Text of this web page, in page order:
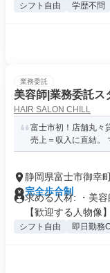
シフト自由 学歴不問
業務委託
美容師|業務委託ス
HAIR SALON CHILL
富士市初！店舗丸々
売上＝収入に直結。
静岡県富士市御幸
完全歩合制
求める人材: ・美
【歓迎する人物像】
シフト自由 即日勤務